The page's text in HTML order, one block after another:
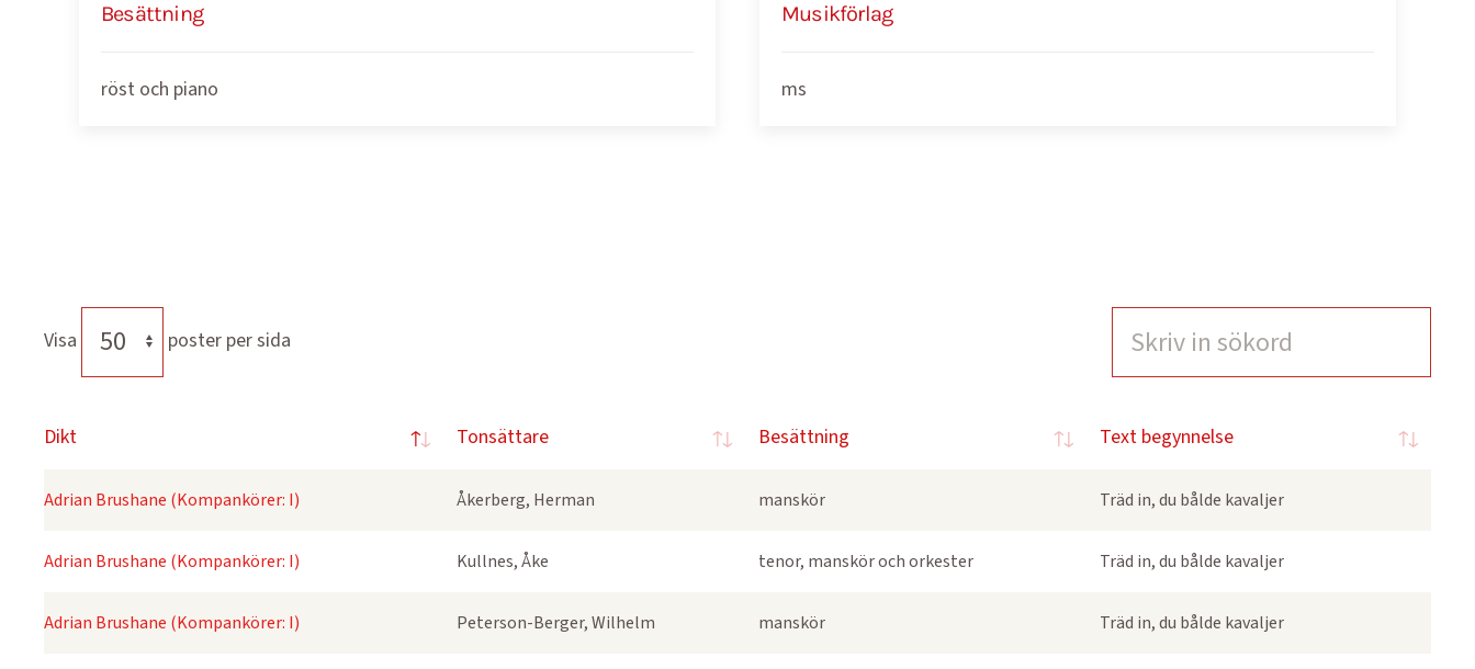
Besättning
röst och piano
Musikförlag
ms
Visa poster per sida
Dikt Tonsättare Besättning Text begynnelse
Adrian Brushane (Kompankörer: I) Åkerberg, Herman manskör Träd in, du bålde kavaljer
Adrian Brushane (Kompankörer: I) Kullnes, Åke tenor, manskör och orkester Träd in, du bålde kavaljer
Adrian Brushane (Kompankörer: I) Peterson-Berger, Wilhelm manskör Träd in, du bålde kavaljer